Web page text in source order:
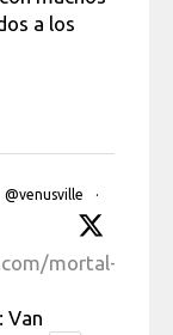
a los
@venusville
·
mortal-
Van